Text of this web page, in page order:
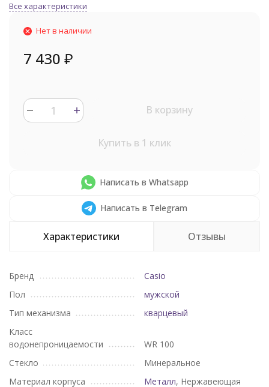
Все характеристики
Нет в наличии
7 430 ₽
В корзину
Купить в 1 клик
Написать в Whatsapp
Написать в Telegram
Характеристики Отзывы
Бренд
Casio
Пол
мужской
Тип механизма
кварцевый
Класс
водонепроницаемости
WR 100
Стекло
Минеральное
Материал корпуса
Металл, Нержавеющая